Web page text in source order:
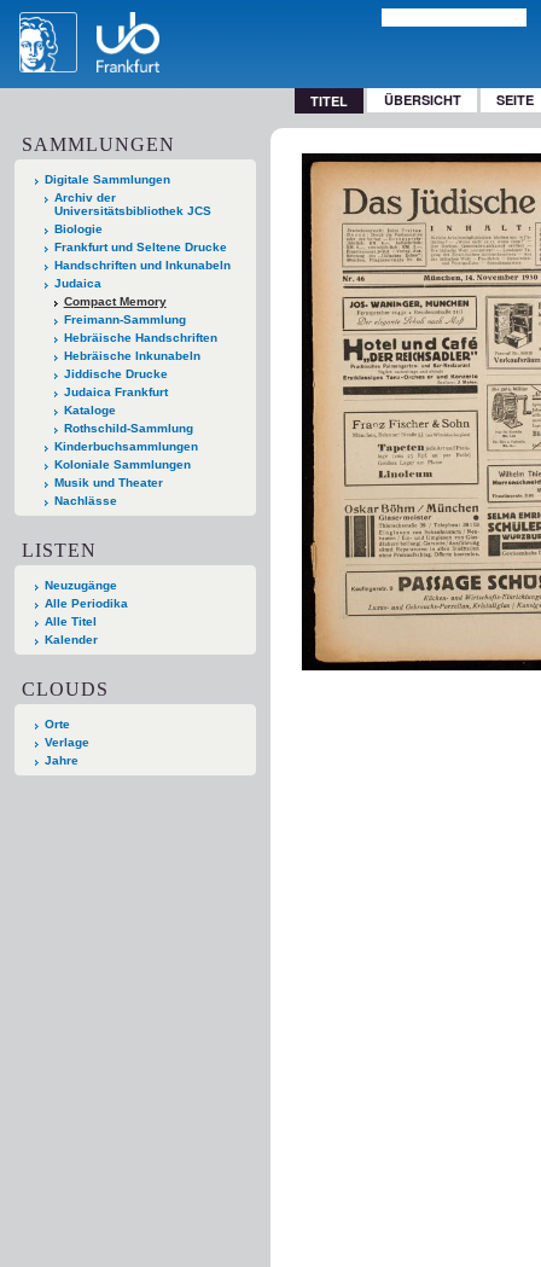
TITEL ÜBERSICHT SEITE
SAMMLUNGEN
Digitale Sammlungen
Archiv der
Universitätsbibliothek JCS
Biologie
Frankfurt und Seltene Drucke
Handschriften und Inkunabeln
Judaica
Compact Memory
Freimann-Sammlung
Hebräische Handschriften
Hebräische Inkunabeln
Jiddische Drucke
Judaica Frankfurt
Kataloge
Rothschild-Sammlung
Kinderbuchsammlungen
Koloniale Sammlungen
Musik und Theater
Nachlässe
LISTEN
Neuzugänge
Alle Periodika
Alle Titel
Kalender
CLOUDS
Orte
Verlage
Jahre